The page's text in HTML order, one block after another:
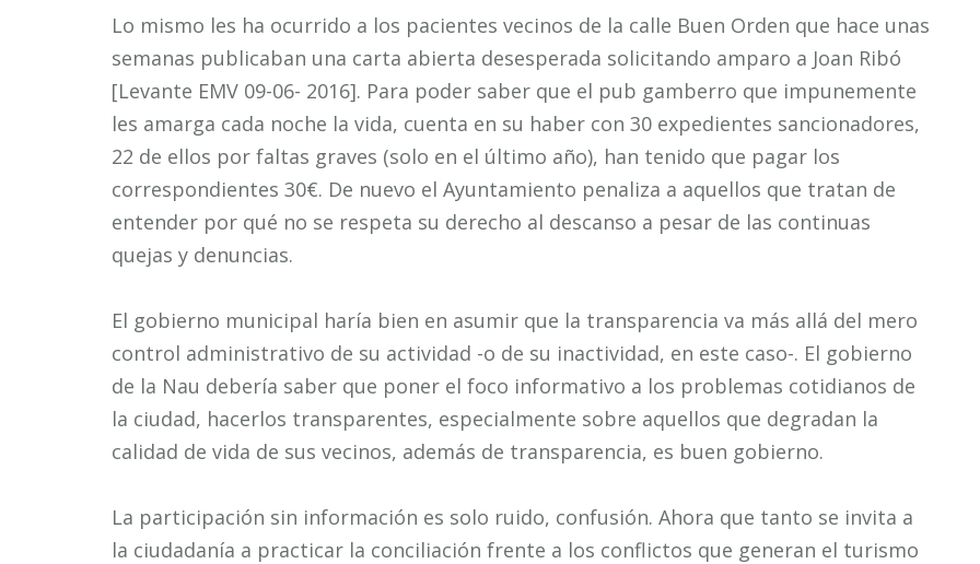
Lo mismo les ha ocurrido a los pacientes vecinos de la calle Buen Orden que hace unas
semanas publicaban una carta abierta desesperada solicitando amparo a Joan Ribó
[Levante EMV 09-06- 2016]. Para poder saber que el pub gamberro que impunemente
les amarga cada noche la vida, cuenta en su haber con 30 expedientes sancionadores,
22 de ellos por faltas graves (solo en el último año), han tenido que pagar los
correspondientes 30€. De nuevo el Ayuntamiento penaliza a aquellos que tratan de
entender por qué no se respeta su derecho al descanso a pesar de las continuas
quejas y denuncias.
El gobierno municipal haría bien en asumir que la transparencia va más allá del mero
control administrativo de su actividad -o de su inactividad, en este caso-. El gobierno
de la Nau debería saber que poner el foco informativo a los problemas cotidianos de
la ciudad, hacerlos transparentes, especialmente sobre aquellos que degradan la
calidad de vida de sus vecinos, además de transparencia, es buen gobierno.
La participación sin información es solo ruido, confusión. Ahora que tanto se invita a
la ciudadanía a practicar la conciliación frente a los conflictos que generan el turismo